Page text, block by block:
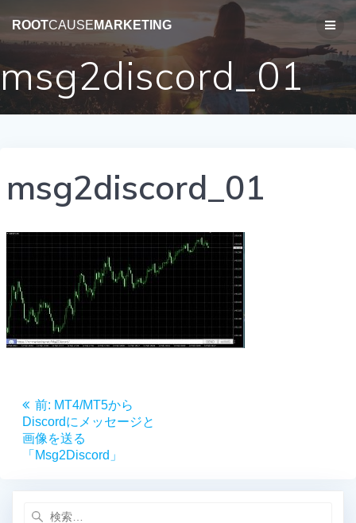
テ
ツ
へ
ス
ROOTCAUSE MARKETING
msg2discord_01
msg2discord_01
投
稿
前: 前
の
投
稿:
MT4/MT5から
Discordにメッセージと
画像を送る
「Msg2Discord」
検